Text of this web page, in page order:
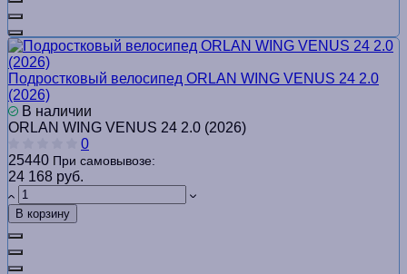
Подростковый велосипед ORLAN WING VENUS 24 2.0
(2026)
В наличии
ORLAN WING VENUS 24 2.0 (2026)
0
25440 При самовывозе:
24 168 руб.
В корзину